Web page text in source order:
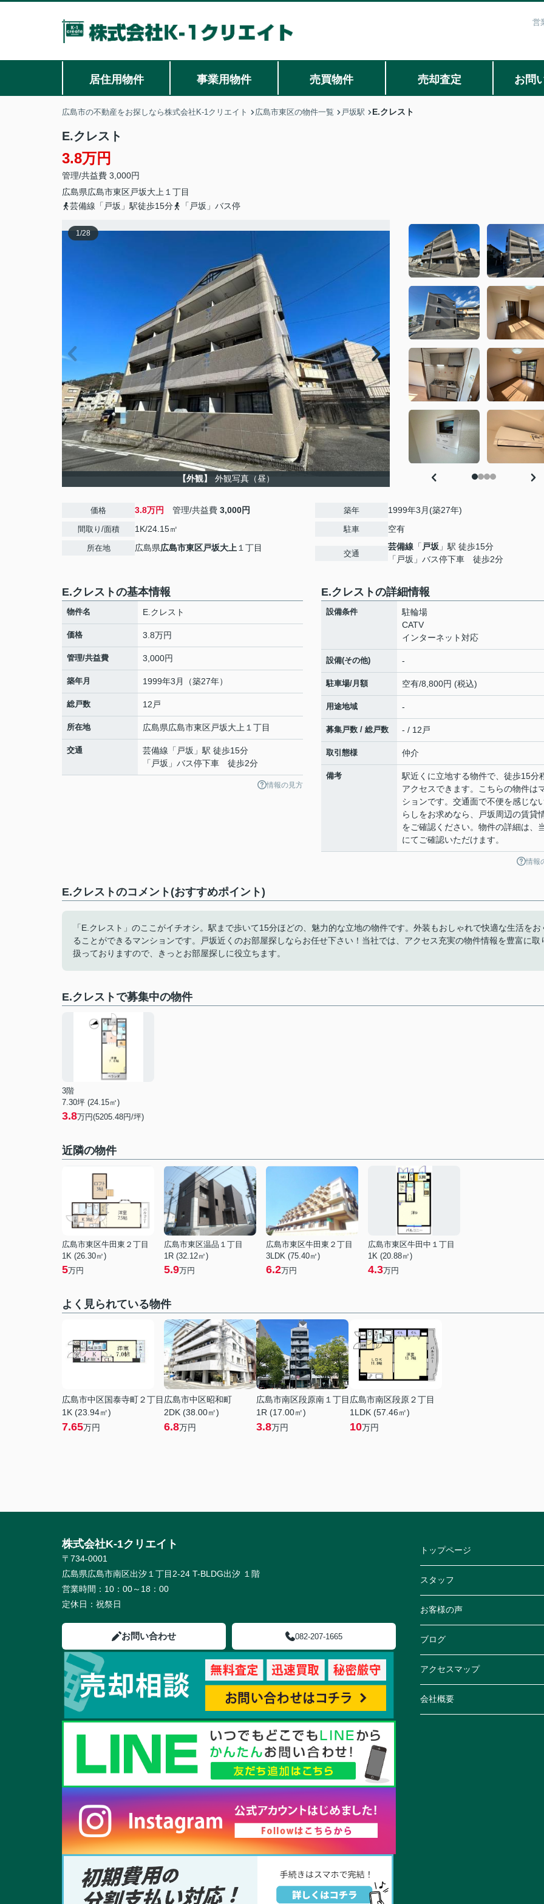
営
居住用物件 事業用物件 売買物件 売却査定 お問
広島市の不動産をお探しなら株式会社K-1クリエイト 広島市東区の物件一覧 戸坂駅 E.クレスト
E.クレスト
3.8万円
管理/共益費 3,000円
広島県広島市東区戸坂大上 １丁目
芸備線「戸坂」駅徒歩15分
「戸坂」バス停
1/28
【外観】 外観写真（昼）
価格 3.8万円 管理/共益費 3,000円
間取り/面積 1K/24.15㎡
所在地 広島県広島市東区戸坂大上 １丁目
築年 1999年3月(築27年)
駐車 空有
交通
芸備線 「 戸坂 」駅 徒歩15分
「戸坂」バス停下車 徒歩2分
E.クレストの基本情報
物件名 E.クレスト
価格 3.8万円
管理/共益費 3,000円
築年月 1999年3月（築27年）
総戸数 12戸
所在地 広島県広島市東区戸坂大上 １丁目
交通 芸備線 「 戸坂 」駅 徒歩15分
「戸坂」バス停下車 徒歩2分
情報の見方
E.クレストの詳細情報
設備条件
駐輪場
CATV
インターネット対応
設備(その他) -
駐車場/月額 空有/8,800円 (税込)
用途地域 -
募集戸数 / 総戸数 - / 12戸
取引態様 仲介
備考
駅近くに立地する物件で、徒歩15分
アクセスできます。こちらの物件は
ションです。交通面で不便を感じな
らしをお求めなら、戸坂周辺の賃貸
をご確認ください。物件の詳細は、
にてご確認いただけます。
情報
E.クレストのコメント(おすすめポイント)
「E.クレスト」のここがイチオシ。駅まで歩いて15分ほどの、魅力的な立地の物件です。外装もおしゃれで快適な生活をお
ることができるマンションです。戸坂近くのお部屋探しならお任せ下さい！当社では、アクセス充実の物件情報を豊富に取
扱っておりますので、きっとお部屋探しに役立ちます。
E.クレストで募集中の物件
3階
7.30坪 (24.15㎡)
3.8万円(5205.48円/坪)
近隣の物件
広島市東区牛田東２丁目
1K (26.30㎡)
5万円
広島市東区温品１丁目
1R (32.12㎡)
5.9万円
広島市東区牛田東２丁目
3LDK (75.40㎡)
6.2万円
広島市東区牛田中１丁目
1K (20.88㎡)
4.3万円
よく見られている物件
広島市中区国泰寺町２丁目
1K (23.94㎡)
7.65万円
広島市中区昭和町
2DK (38.00㎡)
6.8万円
広島市南区段原南１丁目
1R (17.00㎡)
3.8万円
広島市南区段原２丁目
1LDK (57.46㎡)
10万円
株式会社K-1クリエイト
〒734-0001
広島県広島市南区出汐１丁目2-24 T-BLDG出汐 １階
営業時間： 10：00～18：00
定休日： 祝祭日
お問い合わせ 082-207-1665
トップページ
スタッフ
お客様の声
ブログ
アクセスマップ
会社概要